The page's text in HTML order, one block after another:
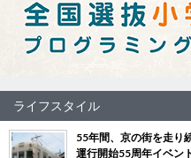
ライフスタイル
55年間、京の街を走り
運行開始55周年イベン